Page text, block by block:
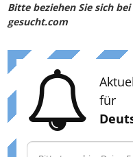
Bitte beziehen Sie sich
gesucht.com
für